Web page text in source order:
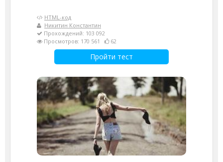
HTML-код
Никитин Константин
Прохождений: 103 092
Просмотров: 170 561
62
Пройти тест